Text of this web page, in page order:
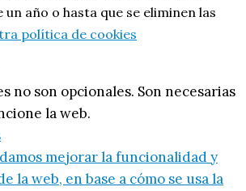
año o hasta que se eliminen las
política de cookies
no son opcionales. Son necesarias
la web.
mejorar la funcionalidad y
la web, en base a cómo se usa la